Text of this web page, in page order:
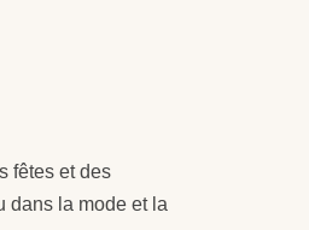
fêtes et des
dans la mode et la